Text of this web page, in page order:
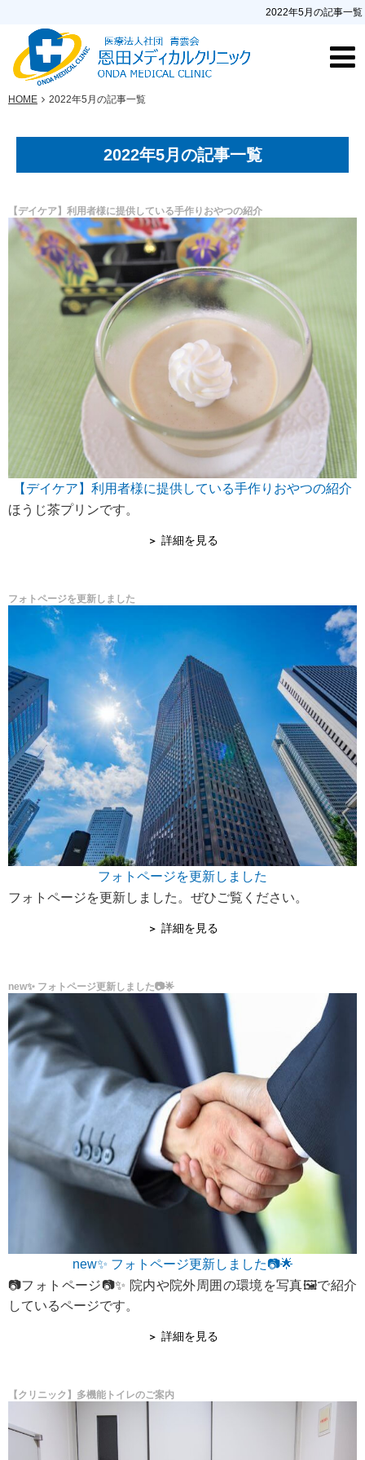
2022年5月の記事一覧
HOME 2022年5月の記事一覧
2022年5月の記事一覧
【デイケア】利用者様に提供している手作りおやつの紹介
【デイケア】利用者様に提供している手作りおやつの紹介
ほうじ茶プリンです。
詳細を見る
フォトページを更新しました
フォトページを更新しました
フォトページを更新しました。ぜひご覧ください。
詳細を見る
new✨ フォトページ更新しました📷🌟
new✨ フォトページ更新しました📷🌟
📷フォトページ📷✨ 院内や院外周囲の環境を写真🖼で紹介
しているページです。
詳細を見る
【クリニック】多機能トイレのご案内